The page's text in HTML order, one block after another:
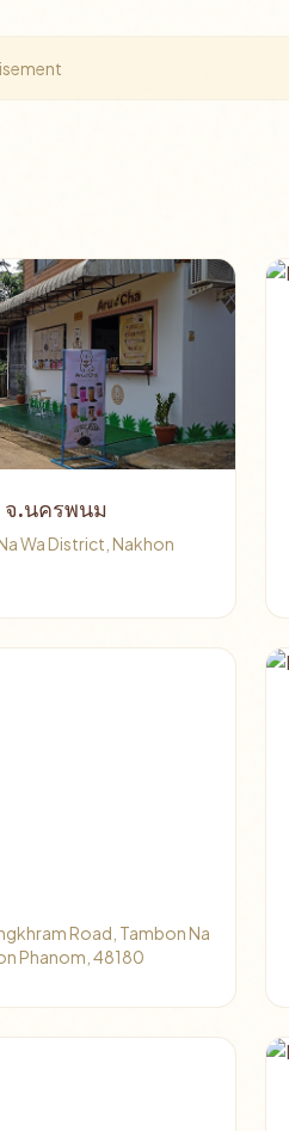
จ.นครพนม
Wa District, Nakhon
Road, Tambon Na
Phanom, 48180